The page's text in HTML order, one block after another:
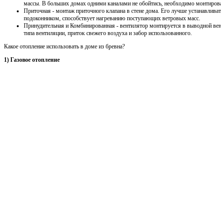
массы. В больших домах одними каналами не обойтись, необходимо
Приточная - монтаж приточного клапана в стене дома. Его лучше
подоконником, способствует нагреванию поступающих ветровых масс.
Принудительная и Комбинированная - вентилятор монтируется в выводной
типа вентиляции, приток свежего воздуха и забор использованного.
Какое отопление использовать в доме из бревна?
1) Газовое отопление